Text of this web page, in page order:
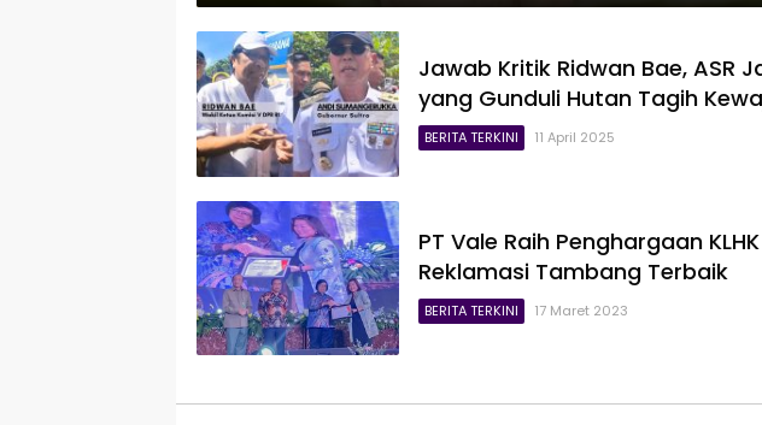
Jawab Kritik Ridwan Bae, ASR
yang Gunduli Hutan Tagih
BERITA TERKINI 11 April 2025
PT Vale Raih Penghargaan
Reklamasi Tambang Terbaik
BERITA TERKINI 17 Maret 2023